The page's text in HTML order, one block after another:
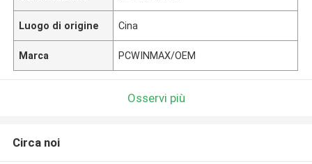
Luogo di origine Cina
Marca PCWINMAX/OEM
Osservi più
Circa noi